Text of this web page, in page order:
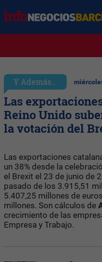
Y Además...
Las
Reino Unido
la votación del
Las exportaciones
un 38% desde la
el Brexit el 23 de junio de
pasado de los 3.915,51
5.407,25 millones de
millones. Son cálculos de
crecimiento de las
Empresa y Trabajo.